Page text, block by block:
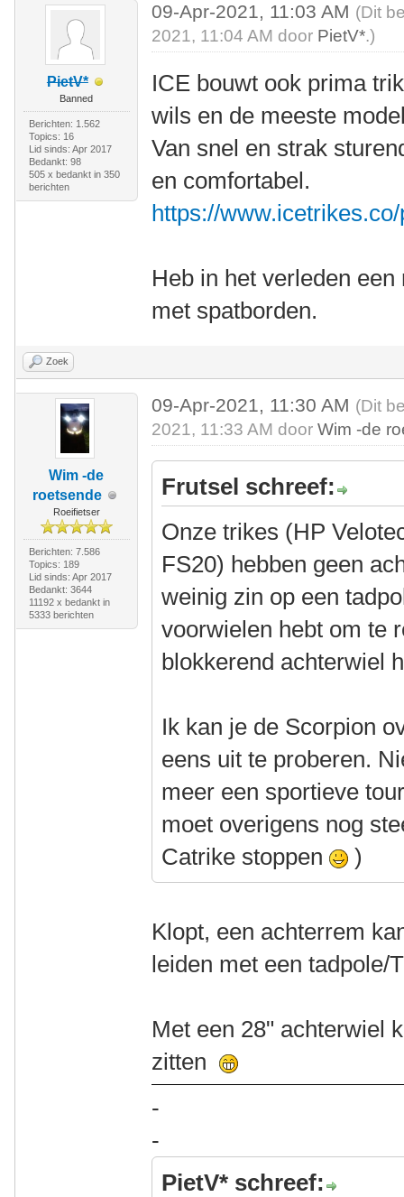
PietV*
Banned
Berichten: 1.562
Topics: 16
Lid sinds: Apr 2017
Bedankt: 98
505 x bedankt in 350
berichten
09-Apr-2021, 11:03 AM (Dit
2021, 11:04 AM door PietV*.)
ICE bouwt ook prima
wils en de meeste
Van snel en strak
en comfortabel.
https://
Heb in het verleden
met spatborden.
Zoek
Wim -de
roetsende
Roeifietser
Berichten: 7.586
Topics: 189
Lid sinds: Apr 2017
Bedankt: 3644
11192 x bedankt in
5333 berichten
09-Apr-2021, 11:30 AM (Dit
2021, 11:33 AM doorWim -de
Frutsel schreef:
Onze trikes (HP
FS20) hebben geen
weinig zin op een
voorwielen hebt om te
blokkerend achterwiel
Ik kan je de Scorpion
eens uit te proberen.
meer een sportieve
moet overigens nog
Catrike stoppen
)
Klopt, een achterrem
leiden met een tadpole/
Met een 28" achterwiel
zitten
-
-
PietV* schreef: